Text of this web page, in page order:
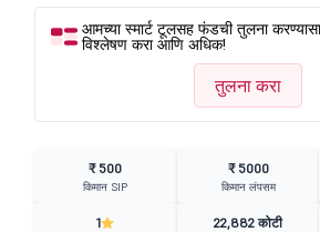
आमच्या स्मार्ट टूलसह फंडची तुलना
विश्लेषण करा आणि अधिक!
तुलना करा
₹ 500
किमान SIP
₹ 5000
किमान लंपसम
1 22,882 कोटी